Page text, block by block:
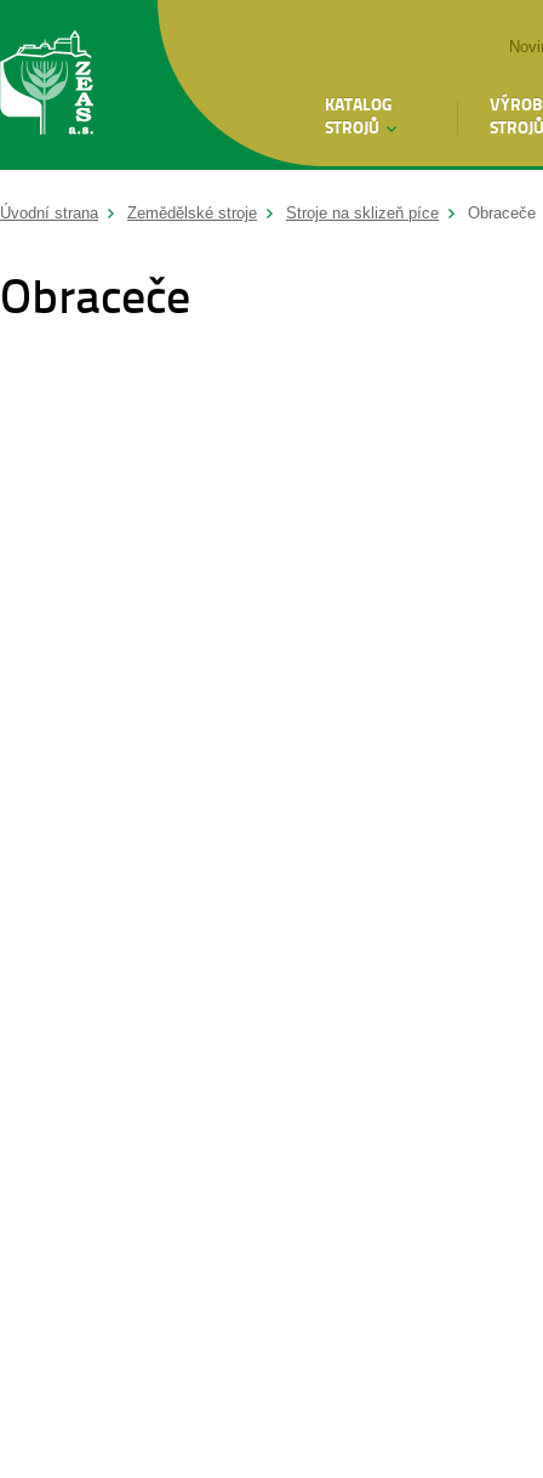
KATALOG
STROJŮ
STROJŮ
Úvodní strana Zemědělské stroje Stroje na sklizeň píce Obraceče
Obraceče